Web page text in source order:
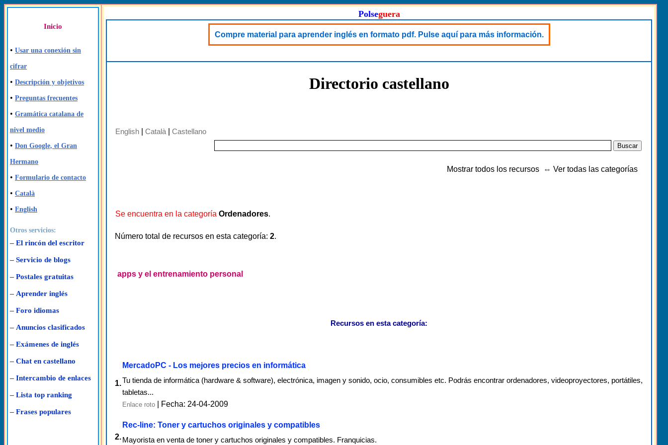
Inicio
• Usar una conexión sin
cifrar
• Descripción y objetivos
• Preguntas frecuentes
• Gramática catalana de
nivel medio
• Don Google, el Gran
Hermano
• Formulario de contacto
• Català
• English
Otros servicios:
– El rincón del escritor
– Servicio de blogs
– Postales gratuitas
– Aprender inglés
– Foro idiomas
– Anuncios clasificados
– Exámenes de inglés
– Chat en castellano
– Intercambio de enlaces
– Lista top ranking
– Frases populares
Polseguera
Compre material para aprender inglés en formato pdf. Pulse aquí para más información.
Directorio castellano
English Català Castellano
Mostrar todos los recursos ⇔ Ver todas las categorías
Se encuentra en la categoría Ordenadores.
Número total de recursos en esta categoría: 2.
apps y el entrenamiento personal
Recursos en esta categoría:
1.
MercadoPC - Los mejores precios en informática
Tu tienda de informática (hardware & software), electrónica, imagen y sonido, ocio, consumibles etc. Podrás encontrar ordenadores, videoproyectores, portátiles,
tabletas...
Enlace roto | Fecha: 24-04-2009
2.
Rec-line: Toner y cartuchos originales y compatibles
Mayorista en venta de toner y cartuchos originales y compatibles. Franquicias.